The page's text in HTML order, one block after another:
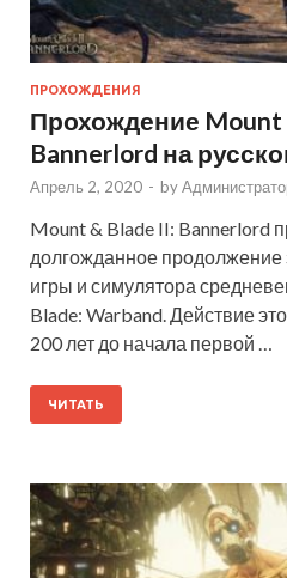
ПРОХОЖДЕНИЯ
Прохождение Mount
Bannerlord на
Апрель 2, 2020 - by
Mount & Blade II: Bannerlord
долгожданное
игры и симулятора
Blade: Warband. Действие
200 лет до начала первой …
ЧИТАТЬ